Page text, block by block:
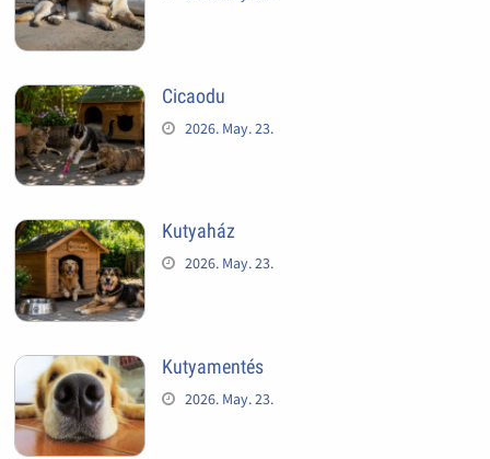
Cicaodu
2026. May. 23.
Kutyaház
2026. May. 23.
Kutyamentés
2026. May. 23.